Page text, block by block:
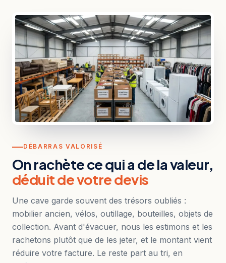
DÉBARRAS VALORISÉ
On rachète ce qui a de la valeur,
déduit de votre devis
Une cave garde souvent des trésors oubliés :
mobilier ancien, vélos, outillage, bouteilles, objets de
collection. Avant d'évacuer, nous les estimons et les
rachetons plutôt que de les jeter, et le montant vient
réduire votre facture. Le reste part au tri, en